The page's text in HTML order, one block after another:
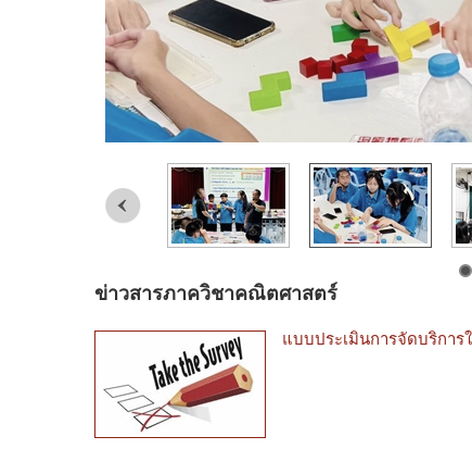
ข่าวสารภาควิชาคณิตศาสตร์
แบบประเมินการจัดบริกา